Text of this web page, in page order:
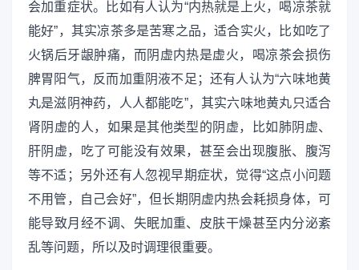
会加重症状。比如有人认为“内热就是上火，喝凉茶就
能好”，其实凉茶多是苦寒之品，适合实火，比如吃了
火锅后牙龈肿痛，而阴虚内热是虚火，喝凉茶会损伤
脾胃阳气，反而加重阴液不足；还有人认为“六味地黄
丸是滋阴神药，人人都能吃”，其实六味地黄丸只适合
肾阴虚的人，如果是其他类型的阴虚，比如肺阴虚、
肝阴虚，吃了可能没有效果，甚至会出现腹胀、腹泻
等不适；另外还有人忽视早期症状，觉得“这点小问题
不用管，自己会好”，但长期阴虚内热会耗损身体，可
能导致月经不调、失眠加重、皮肤干燥甚至内分泌紊
乱等问题，所以及时调理很重要。